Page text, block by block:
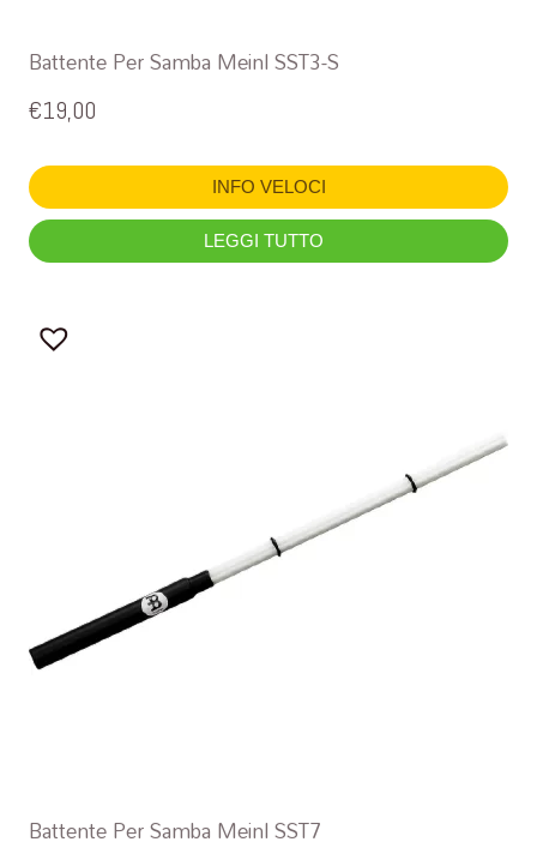
Battente Per Samba Meinl SST3-S
€19,00
INFO VELOCI
LEGGI TUTTO
Battente Per Samba Meinl SST7